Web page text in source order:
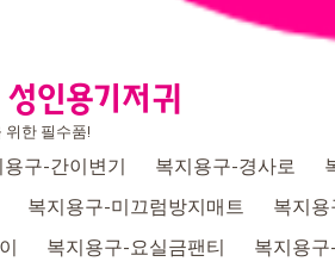
인용기저귀
위한 필수품!
용구-간이변기 복지용구-경사로
복지용구-미끄럼방지매트 복지
복지용구-요실금팬티 복지용